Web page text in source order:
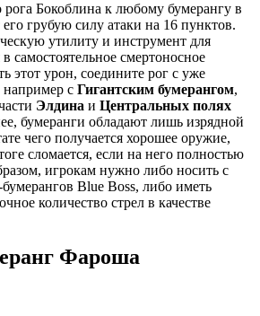
Бокоблина к любому бумерангу в
грубую силу атаки на 16 пунктов.
утилиту и инструмент для
самостоятельное смертоносное
этот урон, соедините рог с уже
с Гигантским бумерангом,
Элдина и Центральных полях
бумеранги обладают лишь изрядной
чего получается хорошее оружие,
сломается, если на него полностью
игрокам нужно либо носить с
Blue Boss, либо иметь
количество стрел в качестве
Фароша